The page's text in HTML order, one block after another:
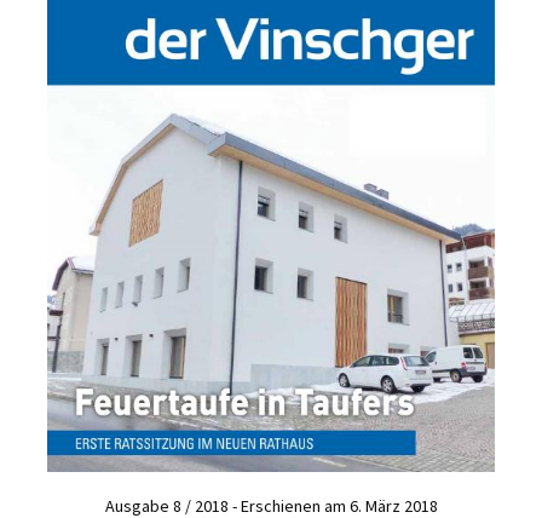
Ausgabe 8 / 2018 - Erschienen am 6. März 2018